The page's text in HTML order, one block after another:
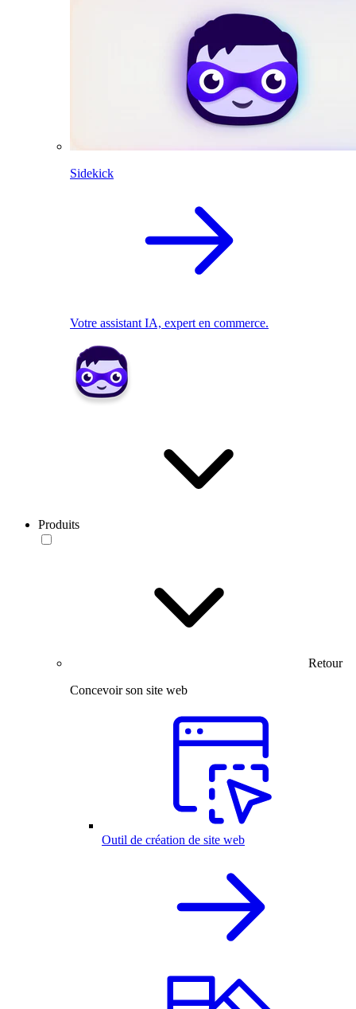
Sidekick
Votre assistant IA, expert en commerce.
Produits
Retour
Concevoir son site web
Outil de création de site web